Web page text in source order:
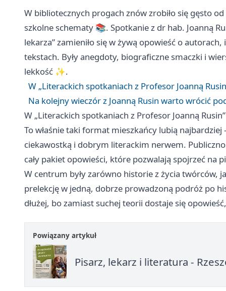
W bibliotecznych progach znów zrobiło się gęsto
szkolne schematy 📚. Spotkanie z dr hab. Joanną
lekarza” zamieniło się w żywą opowieść o
tekstach. Były anegdoty, biograficzne smaczki i
lekkość ✨.
W „Literackich spotkaniach z Profesor Joanną
Na kolejny wieczór z Joanną Rusin warto wrócić
W „Literackich spotkaniach z Profesor Joanną
To właśnie taki format mieszkańcy lubią
ciekawostką i dobrym literackim nerwem.
cały pakiet opowieści, które pozwalają spojrzeć na
W centrum były zarówno historie z życia twórców,
prelekcję w jedną, dobrze prowadzoną podróż po
dłużej, bo zamiast suchej teorii dostaje się
Powiązany artykuł
Pisarz, lekarz i literatura -